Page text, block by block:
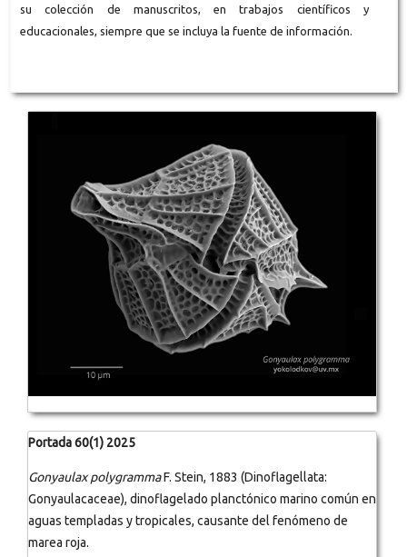
su colección de manuscritos, en trabajos científicos y
educacionales, siempre que se incluya la fuente de información.
Portada 60(1) 2025
Gonyaulax polygrammaF. Stein, 1883 (Dinoflagellata:
Gonyaulacaceae), dinoflagelado planctónico marino común en
aguas templadas y tropicales, causante del fenómeno de
marea roja.